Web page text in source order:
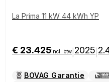
La Prima 11 kW 44 kWh YP
€ 23.425incl. btw 2025
BOVAG Garantie